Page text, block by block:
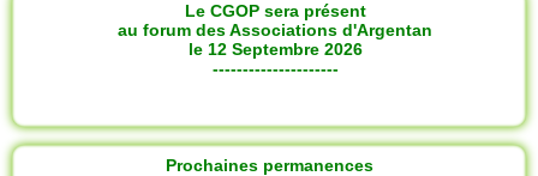
Le CGOP sera présent
au forum des Associations d'Argentan
le 12 Septembre 2026
---------------------
Prochaines permanences